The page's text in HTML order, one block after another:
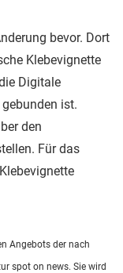
bevor. Dort
Klebevignette
Digitale
ist.
den
Für das
Angebots der nach
spot on news. Sie wird